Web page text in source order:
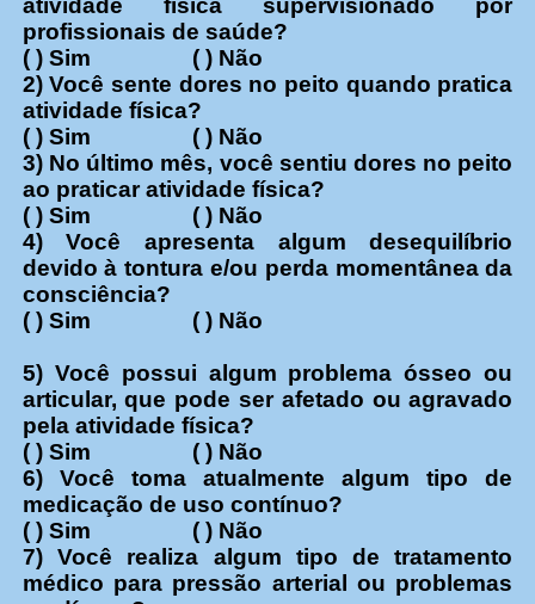
atividade física supervisionado por
profissionais de saúde?
( ) Sim ( ) Não
2) Você sente dores no peito quando pratica
atividade física?
( ) Sim ( ) Não
3) No último mês, você sentiu dores no peito
ao praticar atividade física?
( ) Sim ( ) Não
4) Você apresenta algum desequilíbrio
devido à tontura e/ou perda momentânea da
consciência?
( ) Sim ( ) Não
5) Você possui algum problema ósseo ou
articular, que pode ser afetado ou agravado
pela atividade física?
( ) Sim ( ) Não
6) Você toma atualmente algum tipo de
medicação de uso contínuo?
( ) Sim ( ) Não
7) Você realiza algum tipo de tratamento
médico para pressão arterial ou problemas